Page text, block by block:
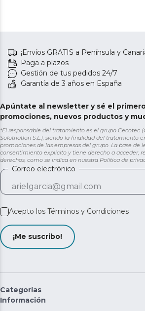
¡Envíos GRATIS a Península y
Paga a plazos
Gestión de tus pedidos 24/7
Garantía de 3 años en España
Apúntate al newsletter y sé el
promociones, nuevos productos y
*El responsable del tratamiento es el grupo Cecotec
Solotriatlon S.L.), siendo la finalidad del tratamiento
promociones de las empresas del grupo. La base de
consentimiento explícito y tiene derecho a acceder,
derechos, como se indica en nuestra Política de
Correo electrónico
Acepto los Términos y Condiciones
¡Me suscribo!
Categorías
Información